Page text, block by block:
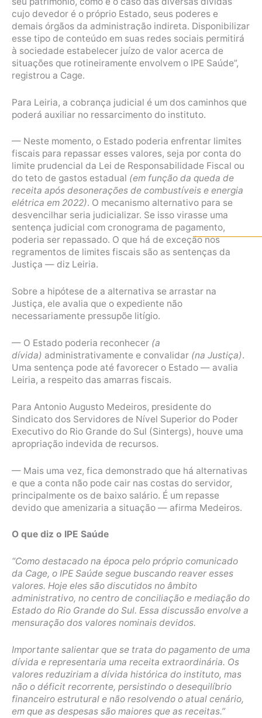
cujo devedor é o próprio Estado, seus poderes e
demais órgãos da administração indireta. Disponibilizar
esse tipo de conteúdo em suas redes sociais permitirá
à sociedade estabelecer juízo de valor acerca de
situações que rotineiramente envolvem o IPE Saúde”,
registrou a Cage.
Para Leiria, a cobrança judicial é um dos caminhos que
poderá auxiliar no ressarcimento do instituto.
— Neste momento, o Estado poderia enfrentar limites
fiscais para repassar esses valores, seja por conta do
limite prudencial da Lei de Responsabilidade Fiscal ou
do teto de gastos estadual (em função da queda de
receita após desonerações de combustíveis e energia
elétrica em 2022). O mecanismo alternativo para se
desvencilhar seria judicializar. Se isso virasse uma
sentença judicial com cronograma de pagamento,
poderia ser repassado. O que há de exceção nos
regramentos de limites fiscais são as sentenças da
Justiça — diz Leiria.
Sobre a hipótese de a alternativa se arrastar na
Justiça, ele avalia que o expediente não
necessariamente pressupõe litígio.
— O Estado poderia reconhecer (a
dívida) administrativamente e convalidar (na Justiça).
Uma sentença pode até favorecer o Estado — avalia
Leiria, a respeito das amarras fiscais.
Para Antonio Augusto Medeiros, presidente do
Sindicato dos Servidores de Nível Superior do Poder
Executivo do Rio Grande do Sul (Sintergs), houve uma
apropriação indevida de recursos.
— Mais uma vez, fica demonstrado que há alternativas
e que a conta não pode cair nas costas do servidor,
principalmente os de baixo salário. É um repasse
devido que amenizaria a situação — afirma Medeiros.
O que diz o IPE Saúde
“Como destacado na época pelo próprio comunicado
da Cage, o IPE Saúde segue buscando reaver esses
valores. Hoje eles são discutidos no âmbito
administrativo, no centro de conciliação e mediação do
Estado do Rio Grande do Sul. Essa discussão envolve a
mensuração dos valores nominais devidos.
Importante salientar que se trata do pagamento de uma
dívida e representaria uma receita extraordinária. Os
valores reduziriam a dívida histórica do instituto, mas
não o déficit recorrente, persistindo o desequilíbrio
financeiro estrutural e não resolvendo o atual cenário,
em que as despesas são maiores que as receitas.”